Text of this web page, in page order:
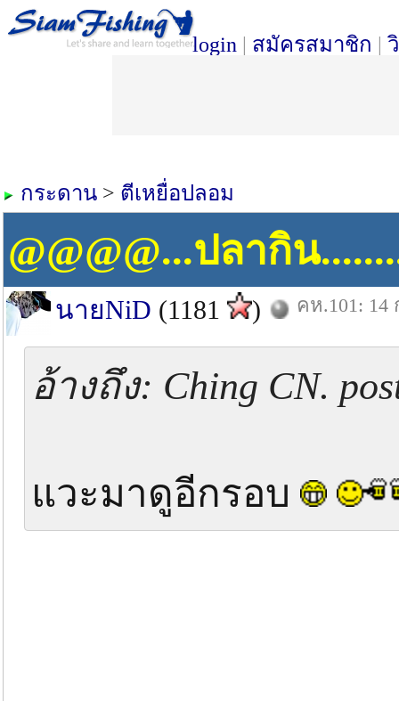
login | สมัครสมาชิก |
กระดาน > ตีเหยื่อปลอม
@@@@...ปลากิน
นายNiD (1181 ) คห.101: 14
อ้างถึง: Ching CN.
แวะมาดูอีกรอบ